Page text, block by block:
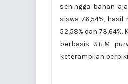
sehingga bahan
siswa 76,54%,
52,58% dan
berbasis STEM
keterampilan